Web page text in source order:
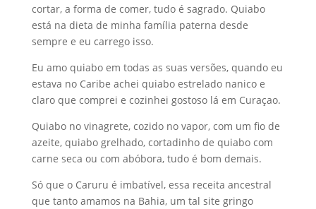
cortar, a forma de comer, tudo é sagrado. Quiabo
está na dieta de minha família paterna desde
sempre e eu carrego isso.
Eu amo quiabo em todas as suas versões, quando eu
estava no Caribe achei quiabo estrelado nanico e
claro que comprei e cozinhei gostoso lá em Curaçao.
Quiabo no vinagrete, cozido no vapor, com um fio de
azeite, quiabo grelhado, cortadinho de quiabo com
carne seca ou com abóbora, tudo é bom demais.
Só que o Caruru é imbatível, essa receita ancestral
que tanto amamos na Bahia, um tal site gringo